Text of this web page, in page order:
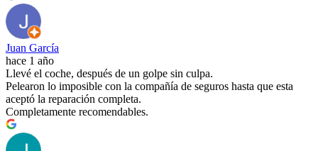
Juan García
hace 1 año
Llevé el coche, después de un golpe sin culpa.
Pelearon lo imposible con la compañía de seguros hasta que esta
aceptó la reparación completa.
Completamente recomendables.